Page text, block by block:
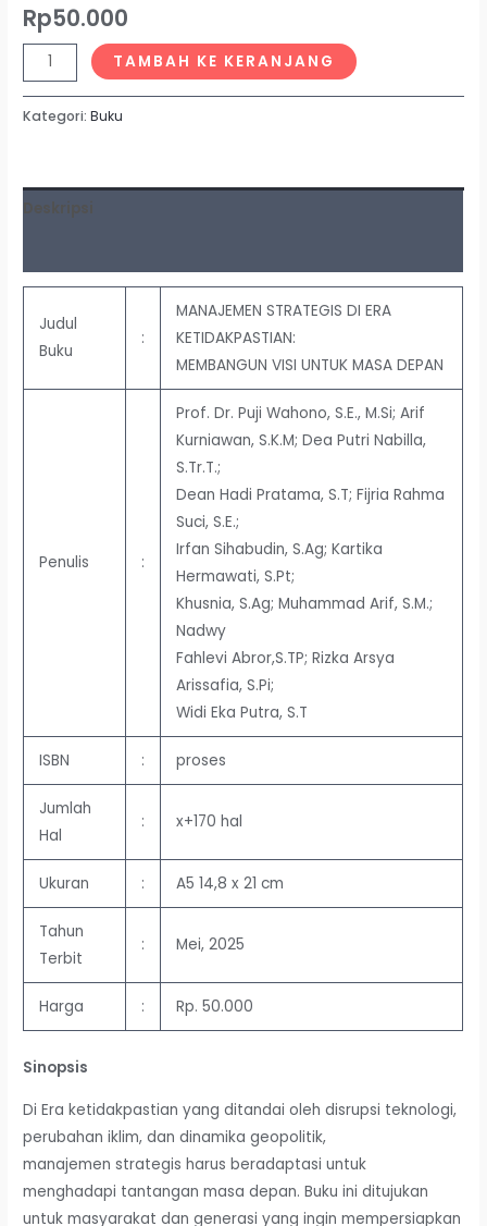
Rp50.000
TAMBAH KE KERANJANG
Kategori:Buku
Deskripsi
Judul
Buku
:
MANAJEMEN STRATEGIS DI ERA
KETIDAKPASTIAN:
MEMBANGUN VISI UNTUK MASA DEPAN
Penulis :
Prof. Dr. Puji Wahono, S.E., M.Si; Arif
Kurniawan, S.K.M; Dea Putri Nabilla,
S.Tr.T.;
Dean Hadi Pratama, S.T; Fijria Rahma
Suci, S.E.;
Irfan Sihabudin, S.Ag; Kartika
Hermawati, S.Pt;
Khusnia, S.Ag; Muhammad Arif, S.M.;
Nadwy
Fahlevi Abror,S.TP; Rizka Arsya
Arissafia, S.Pi;
Widi Eka Putra, S.T
ISBN : proses
Jumlah
Hal
: x+170 hal
Ukuran : A5 14,8 x 21 cm
Tahun
Terbit
: Mei, 2025
Harga : Rp. 50.000
Sinopsis
Di Era ketidakpastian yang ditandai oleh disrupsi teknologi,
perubahan iklim, dan dinamika geopolitik,
manajemen strategis harus beradaptasi untuk
menghadapi tantangan masa depan. Buku ini ditujukan
untuk masyarakat dan generasi yang ingin mempersiapkan